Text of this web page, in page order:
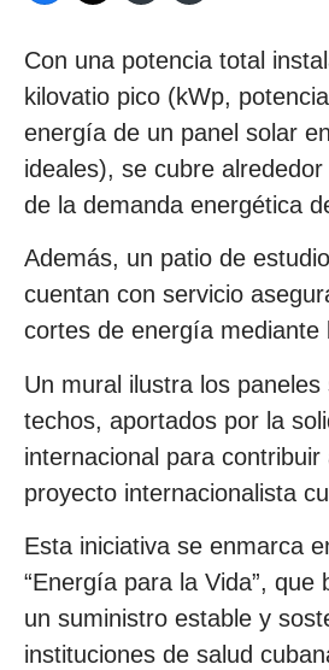
Con una potencia total
kilovatio pico (kWp,
energía de un panel solar
ideales), se cubre
de la demanda energética
Además, un patio de
cuentan con servicio
cortes de energía mediante
Un mural ilustra los
techos, aportados por la
internacional para
proyecto internacionalista
Esta iniciativa se enmarca
“Energía para la Vida”, que
un suministro estable y
instituciones de salud